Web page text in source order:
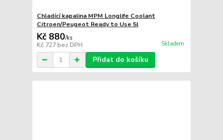
Chladící kapalina MPM Longlife Coolant
Citroen/Peugeot Ready to Use 5l
Kč 880/ks
Kč 727 bez DPH Skladem
Přidat do košíku